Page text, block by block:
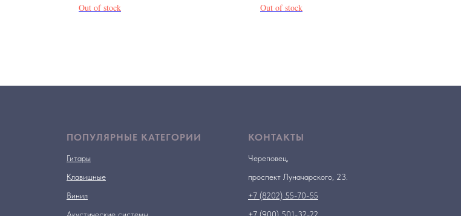
Out of stock Out of stock
ПОПУЛЯРНЫЕ КАТЕГОРИИ
Гитары
Клавишные
Винил
КОНТАКТЫ
Череповец,
проспект Луначарского, 23.
+7 (8202) 55-70-55